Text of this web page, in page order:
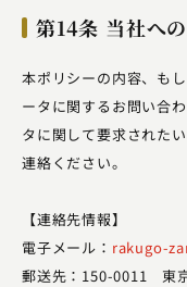
第14条 当社へ
本ポリシーの内容、も
ータに関するお問い合
タに関して要求された
連絡ください。
【連絡先情報】
電子メール： rakugo-
郵送先：150-0011 東